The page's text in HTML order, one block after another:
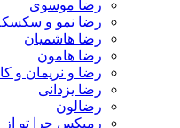
رضا موسوی
رضا نمو و سکسکه بند
رضا هاشمیان
رضا هامون
رضا و نریمان و کامیاب
رضا یزدانی
رضالون
رمیکس چرا تو از فرزاد